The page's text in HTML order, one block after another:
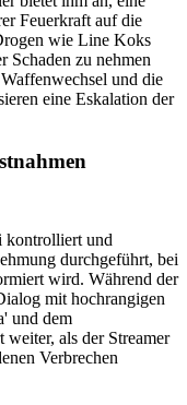
Feuerkraft auf die
wie Line Koks
Schaden zu nehmen
und die
eine Eskalation der
kontrolliert und
durchgeführt, bei
wird. Während der
mit hochrangigen
und dem
weiter, als der Streamer
Verbrechen